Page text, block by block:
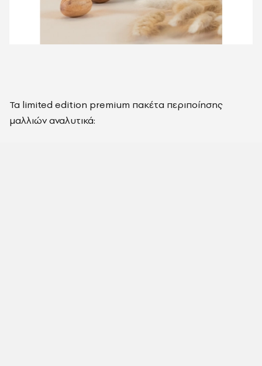
Τα limited edition premium πακέτα περιποίησης
μαλλιών αναλυτικά: